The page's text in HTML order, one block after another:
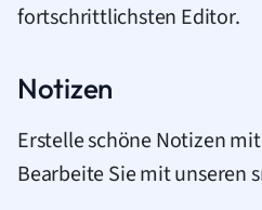
fortschrittlichsten Editor.
Notizen
Erstelle schöne Notizen
Bearbeite Sie mit unseren